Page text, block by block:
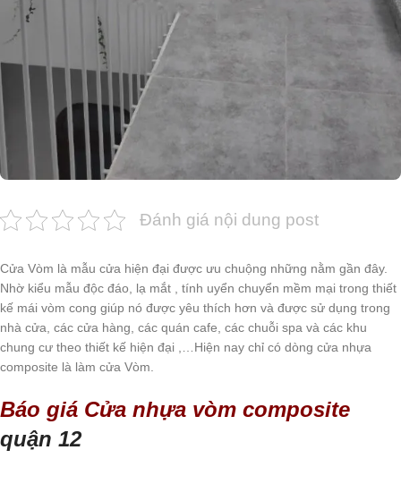
Đánh giá nội dung post
Cửa Vòm là mẫu cửa hiện đại được ưu chuộng những nằm gần đây.
Nhờ kiểu mẫu độc đáo, lạ mắt , tính uyển chuyển mềm mại trong thiết
kế mái vòm cong giúp nó được yêu thích hơn và được sử dụng trong
nhà cửa, các cửa hàng, các quán cafe, các chuỗi spa và các khu
chung cư theo thiết kế hiện đại ,…Hiện nay chỉ có dòng cửa nhựa
composite là làm cửa Vòm.
Báo giá Cửa nhựa vòm composite
quận 12